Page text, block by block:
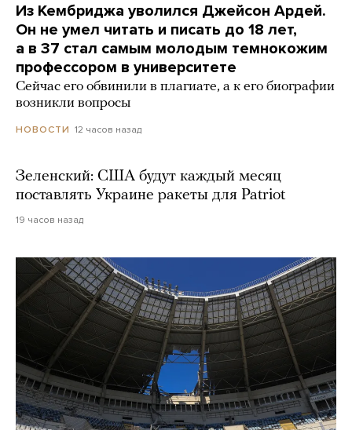
Из Кембриджа уволился Джейсон Ардей.
Он не умел читать и писать до 18 лет,
а в 37 стал самым молодым темнокожим
профессором в университете
Сейчас его обвинили в плагиате, а к его биографии
возникли вопросы
НОВОСТИ 12 часов назад
Зеленский: США будут каждый месяц
поставлять Украине ракеты для Patriot
19 часов назад